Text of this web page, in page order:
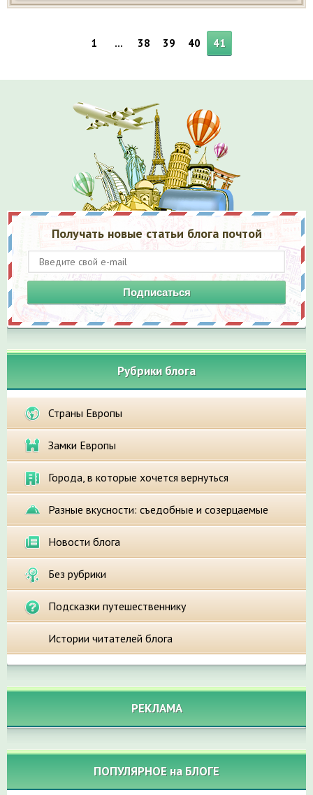
1 … 38 39 40 41
Получать новые статьи блога почтой
Подписаться
Рубрики блога
Страны Европы
Замки Европы
Города, в которые хочется вернуться
Разные вкусности: съедобные и созерцаемые
Новости блога
Без рубрики
Подсказки путешественнику
Истории читателей блога
РЕКЛАМА
ПОПУЛЯРНОЕ на БЛОГЕ